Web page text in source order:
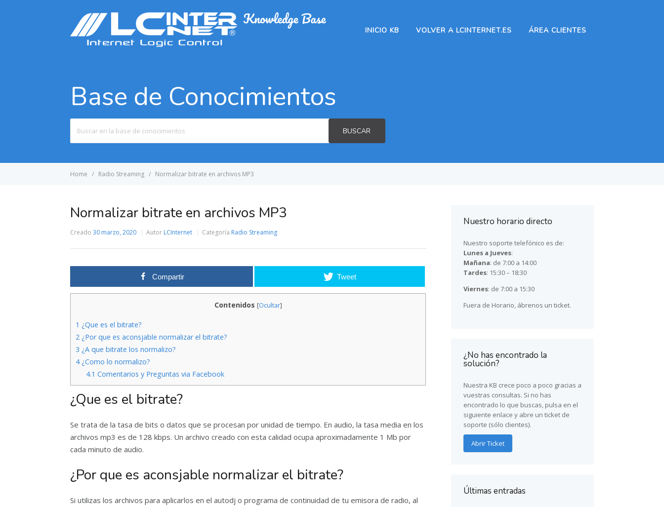
INICIO KB VOLVER A LCINTERNET.ES ÁREA CLIENTES
Base de Conocimientos
For
BUSCAR
Home Radio Streaming Normalizar bitrate en archivos MP3
Normalizar bitrate en archivos MP3
Creado 30 marzo, 2020 Autor LCInternet Categoría Radio Streaming
Compartir Tweet
Contenidos [Ocultar]
1 ¿Que es el bitrate?
2 ¿Por que es aconsjable normalizar el bitrate?
3 ¿A que bitrate los normalizo?
4¿Como lo normalizo?
4.1 Comentarios y Preguntas via Facebook
¿Que es el bitrate?
Se trata de la tasa de bits o datos que se procesan por unidad de tiempo. En audio, la tasa media en los
archivos mp3 es de 128 kbps. Un archivo creado con esta calidad ocupa aproximadamente 1 Mb por
cada minuto de audio.
¿Por que es aconsjable normalizar el bitrate?
Si utilizas los archivos para aplicarlos en el autodj o programa de continuidad de tu emisora de radio, al
Nuestro horario directo
Nuestro soporte telefónico es de:
Lunes a Jueves:
Mañana: de 7:00 a 14:00
Tardes: 15:30 – 18:30
Viernes: de 7:00 a 15:30
Fuera de Horario, ábrenos un ticket.
¿No has encontrado la
solución?
Nuestra KB crece poco a poco gracias a
vuestras consultas. Si no has
encontrado lo que buscas, pulsa en el
siguiente enlace y abre un ticket de
soporte (sólo clientes).
Abrir Ticket
Últimas entradas